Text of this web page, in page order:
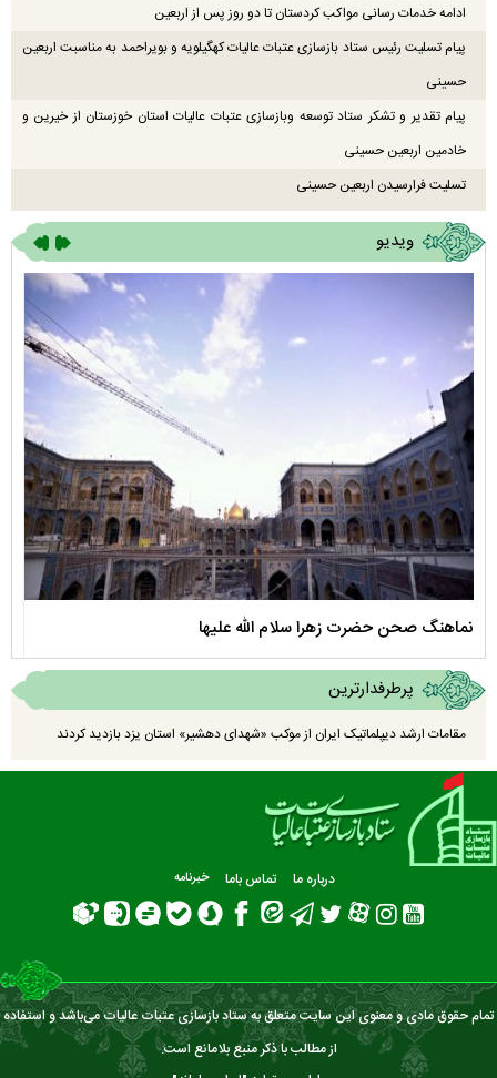
ادامه خدمات رسانی مواکب کردستان تا دو روز پس از اربعین
پیام تسلیت رئیس ستاد بازسازی عتبات عالیات کهگیلویه و بویراحمد به مناسبت اربعین
حسینی
پیام تقدیر و تشکر ستاد توسعه وبازسازی عتبات عالیات استان خوزستان از خیرین و
خادمین اربعین حسینی
تسلیت فرارسیدن اربعین حسینی
ویدیو
نماهنگ صحن حضرت زهرا سلام الله علیها
پرطرفدارترین
مقامات ارشد دیپلماتیک ایران از موکب «شهدای دهشیر» استان یزد بازدید کردند
درباره ما تماس باما خبرنامه
تمام حقوق مادی و معنوی این سایت متعلق به ستاد بازسازی عتبات عالیات می‌باشد و استفاده
از مطالب با ذکر منبع بلامانع است.